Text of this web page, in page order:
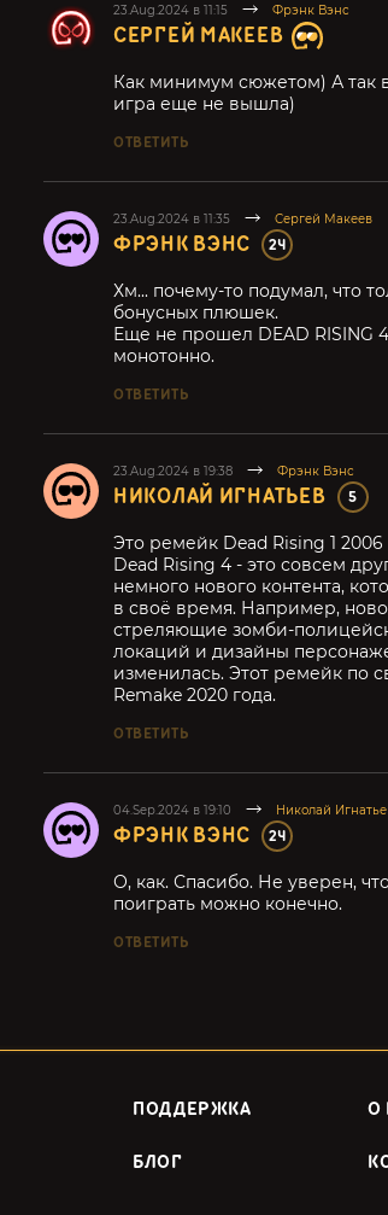
23.Aug.2024 в 11:15 Фрэнк Вэнс
СЕРГЕЙ МАКЕЕВ
Как минимум сюжетом) А так
игра еще не вышла)
ОТВЕТИТЬ
23.Aug.2024 в 11:35 Сергей Макеев
ФРЭНК ВЭНС 24
Хм... почему-то подумал, что
бонусных плюшек.
Еще не прошел DEAD RISING
монотонно.
ОТВЕТИТЬ
23.Aug.2024 в 19:38 Фрэнк Вэнс
НИКОЛАЙ ИГНАТЬЕВ 5
Это ремейк Dead Rising 1
Dead Rising 4 - это совсем
немного нового контента,
в своё время. Например,
стреляющие зомби-
локаций и дизайны
изменилась. Этот ремейк по
Remake 2020 года.
ОТВЕТИТЬ
04.Sep.2024 в 19:10 Николай
ФРЭНК ВЭНС 24
О, как. Спасибо. Не уверен,
поиграть можно конечно.
ОТВЕТИТЬ
ПОДДЕРЖКА О
БЛОГ